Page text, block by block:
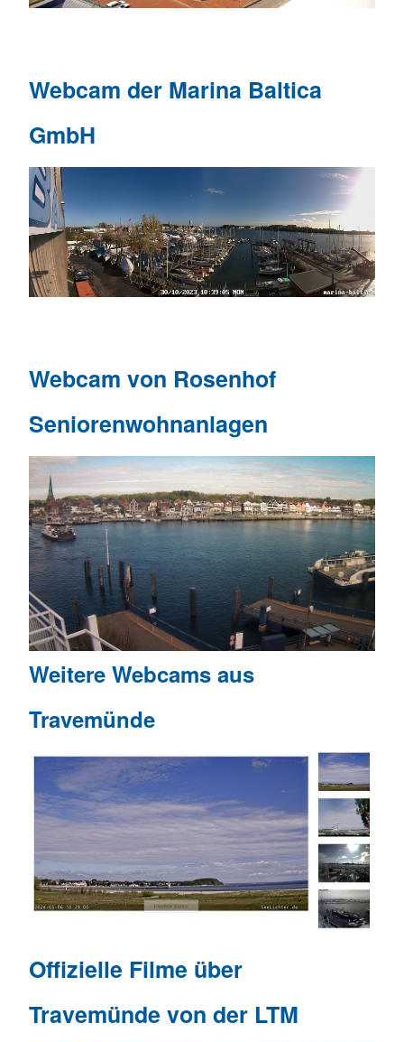
Webcam der Marina Baltica
GmbH
Webcam von Rosenhof
Seniorenwohnanlagen
Weitere Webcams aus
Travemünde
Offizielle Filme über
Travemünde von der LTM